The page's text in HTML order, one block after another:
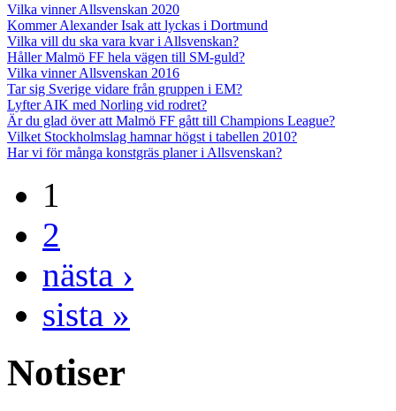
Vilka vinner Allsvenskan 2020
Kommer Alexander Isak att lyckas i Dortmund
Vilka vill du ska vara kvar i Allsvenskan?
Håller Malmö FF hela vägen till SM-guld?
Vilka vinner Allsvenskan 2016
Tar sig Sverige vidare från gruppen i EM?
Lyfter AIK med Norling vid rodret?
Är du glad över att Malmö FF gått till Champions League?
Vilket Stockholmslag hamnar högst i tabellen 2010?
Har vi för många konstgräs planer i Allsvenskan?
1
2
nästa ›
sista »
Notiser